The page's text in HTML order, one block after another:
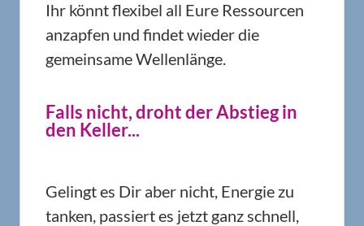
Ihr könnt flexibel all Eure Ressourcen
anzapfen und findet wieder die
gemeinsame Wellenlänge.
Falls nicht, droht der Abstieg in
den Keller...
Gelingt es Dir aber nicht, Energie zu
tanken, passiert es jetzt ganz schnell,